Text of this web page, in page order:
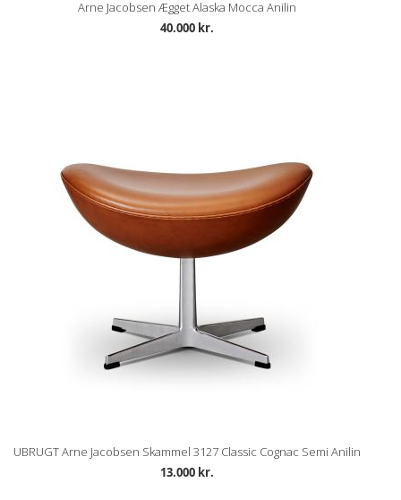
Arne Jacobsen Ægget Alaska Mocca Anilin
40.000 kr.
UBRUGT Arne Jacobsen Skammel 3127 Classic Cognac Semi Anilin
13.000 kr.